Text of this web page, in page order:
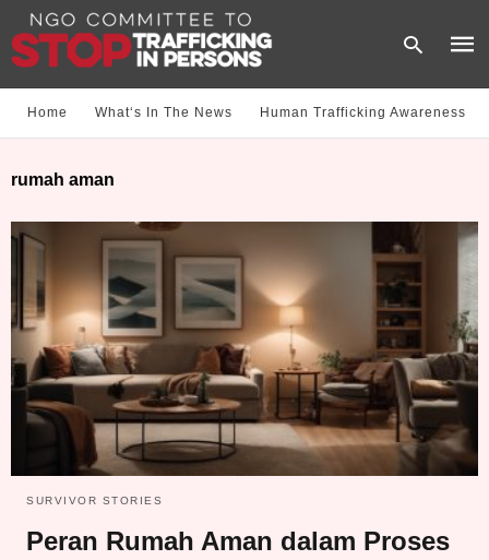
and
Home What‘s In The News Human Trafficking Awareness
rumah aman
SURVIVOR STORIES
Peran Rumah Aman dalam Proses